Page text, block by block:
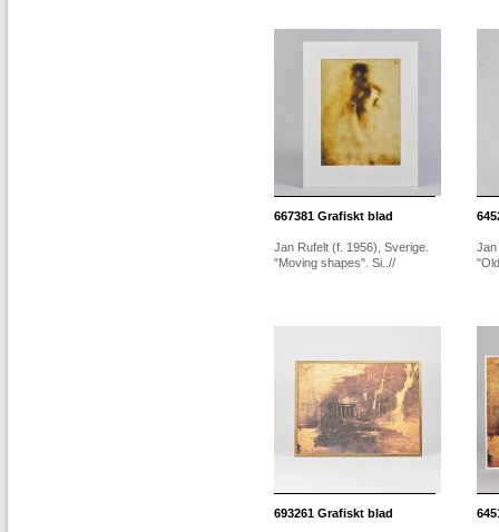
667381 Grafiskt blad
Jan Rufelt (f. 1956), Sverige.
"Moving shapes". Si..//
Jan
693261 Grafiskt blad